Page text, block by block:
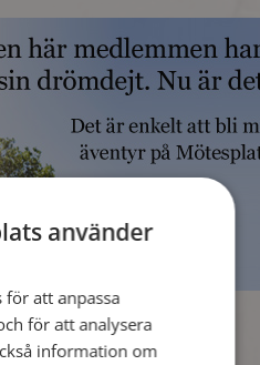
använder
för att anpassa
för att analysera
information om